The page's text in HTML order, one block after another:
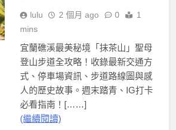
lulu 2 個月 ago 0
1
mins
宜蘭礁溪最美秘境「抹茶山」聖母
登山步道全攻略！收錄最新交通方
式、停車場資訊、步道路線圖與感
人的歷史故事。週末踏青、IG打卡
必看指南！[……]
(繼續閱讀)